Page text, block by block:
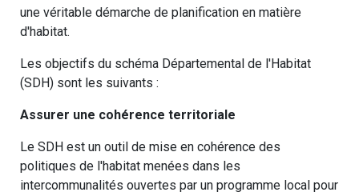
une véritable démarche de planification en matière
d'habitat.
Les objectifs du schéma Départemental de l'Habitat
(SDH) sont les suivants :
Assurer une cohérence territoriale
Le SDH est un outil de mise en cohérence des
politiques de l'habitat menées dans les
intercommunalités ouvertes par un programme local pour